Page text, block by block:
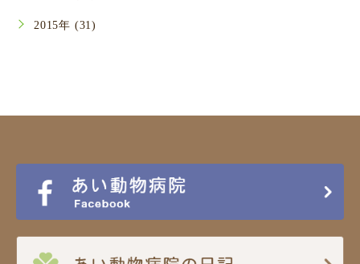
2015年 (31)